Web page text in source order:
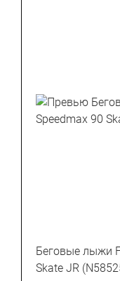
Беговые лыжи
Skate JR